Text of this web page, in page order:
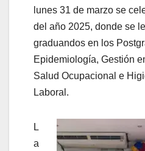
lunes 31 de marzo se
del año 2025, donde se
graduandos en los
Epidemiología, Gestión
Salud Ocupacional e
Laboral.
L
a